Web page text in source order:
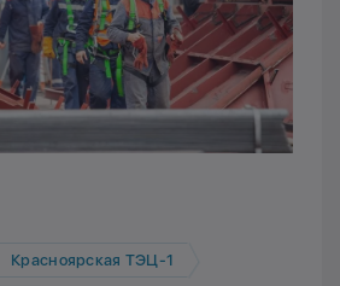
Красноярская ТЭЦ-1